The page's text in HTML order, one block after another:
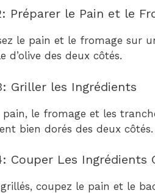
Préparer le Pain et le
le pain et le fromage sur
d’olive des deux côtés.
Griller les Ingrédients
pain, le fromage et les
bien dorés des deux côtés.
Couper Les Ingrédients
coupez le pain et le